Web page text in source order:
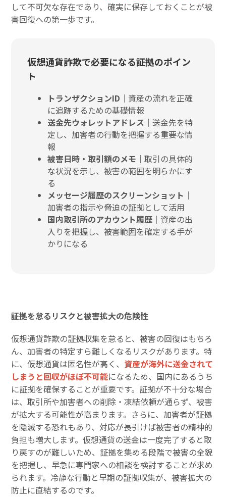
して不可欠な存在であり、確実に保存しておくことが被
害回復への第一歩です。
仮想通貨詐欺で必要になる証拠のポイン
ト
トランザクションID｜ 資産の流れを正確
に追跡するための基礎情報
送金先ウォレットアドレス｜送金先を特
定し、加害者の行動を把握する重要な情
報
被害日時・取引額のメモ｜取引の具体的
な状況を示し、被害の範囲を明らかにす
る
メッセージ履歴のスクリーンショット｜
加害者の指示や脅迫の証拠として活用
国内取引所のアカウント履歴｜ 資産の出
入りを把握し、被害範囲を確定する手が
かりになる
証拠を怠るリスクと被害拡大の危険性
仮想通貨詐欺の証拠収集を怠ると、被害の回復はもちろ
ん、加害者の特定すら難しくなるリスクがあります。特
に、仮想通貨は匿名性が高く、 資産が海外に送金されて
しまうと回収がほぼ不可能になるため、国内にあるうち
に証拠を確保することが重要です。証拠が不十分な場合
は、取引所や加害者への削除・凍結依頼が通らず、被害
が拡大する可能性が高まります。さらに、加害者が証拠
を隠滅する恐れもあり、対応が長引けば被害者の精神的
負担も増大します。仮想通貨の送金は一度完了すると取
り戻すのが難しいため、証拠を集める段階で被害の全貌
を把握し、早急に専門家への相談を検討することが求め
られます。冷静な行動と早期の証拠収集が、被害拡大の
防止に直結するのです。